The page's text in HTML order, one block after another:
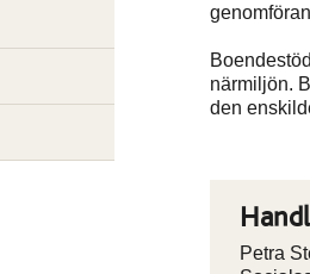
närmiljön.
den
Petra